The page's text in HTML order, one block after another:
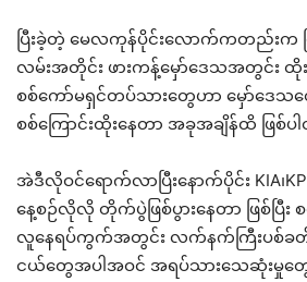
ပြီးခဲ့တဲ့ မေလကုန်ပိုင်းလောက်ကတည်းက မြ
လမ်းအတိုင်း ဖားကန့်မှော်ဒေသအတွင်း
စစ်ကော်မရှင်တပ်သားတွေဟာ မှော်ဒ
စစ်ကြောင်းထိုးနေတာ အခုအချိန်ထိ ဖြစ်ပ
အဲဒီလိုဝင်ရောက်လာပြီးနောက်ပိုင်း KIA၊
နေ့စဉ်လိုလို တိုက်ပွဲဖြစ်ပွားနေတာ ဖြစ်ပြီ
လူနေရပ်ကွက်အတွင်း လက်နက်ကြီးပစ်ခ
ငယ်တွေအပါအဝင် အရပ်သားသေဆုံးမှုတွေ